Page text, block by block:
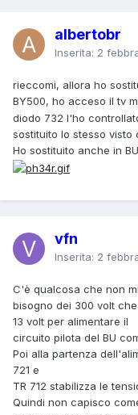
albertobr
Inserita: 2
rieccomi, allora ho
BY500, ho acceso il tv
diodo 732 l'ho
sostituito lo stesso
Ho sostituito anche in
vfn
Inserita: 2
C'è qualcosa che non
bisogno dei 300 volt
13 volt per alimentare il
circuito pilota del BU
Poi alla partenza
721 e
TR 712 stabilizza le
Quindi non capisco